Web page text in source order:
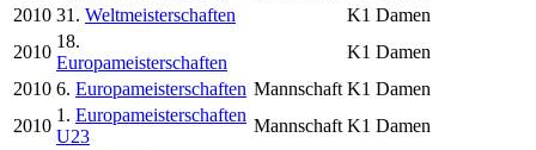
2010 31. Weltmeisterschaften
K1 Damen
2010
18.
Europameisterschaften
K1 Damen
2010 6. Europameisterschaften Mannschaft K1 Damen
2010
1. Europameisterschaften
U23
Mannschaft K1 Damen